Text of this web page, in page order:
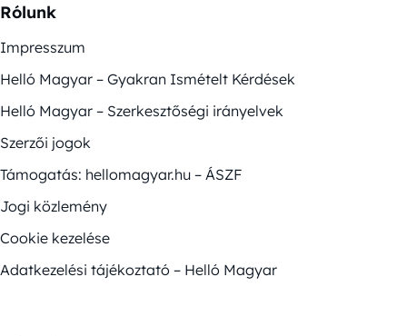
Rólunk
Impresszum
Helló Magyar – Gyakran Ismételt Kérdések
Helló Magyar – Szerkesztőségi irányelvek
Szerzői jogok
Támogatás: hellomagyar.hu – ÁSZF
Jogi közlemény
Cookie kezelése
Adatkezelési tájékoztató – Helló Magyar